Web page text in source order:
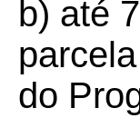
b) até
do